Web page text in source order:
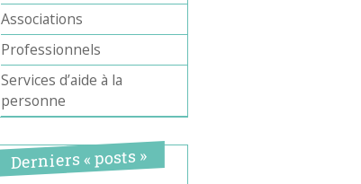
Associations
Professionnels
Services d’aide à la
personne
Derniers « posts »